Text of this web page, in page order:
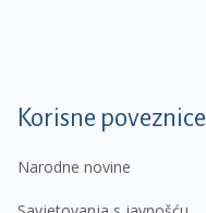
Korisne poveznice
Narodne novine